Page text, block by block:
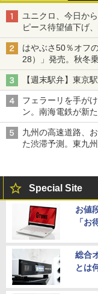
ユニクロ、今日か
ピース待望値下げ
はやぶさ50％オフ
28）」発売。秋冬
【週末駅弁】東京
フェラーリを手が
ン。南海電鉄が新
九州の高速道路、
た渋滞予測。東九
Special Site
お値
「お
総合
とは